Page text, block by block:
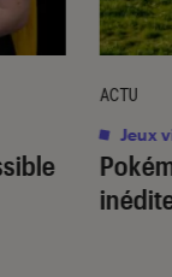
ACTU
Jeux